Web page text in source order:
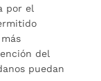
por el
del
puedan